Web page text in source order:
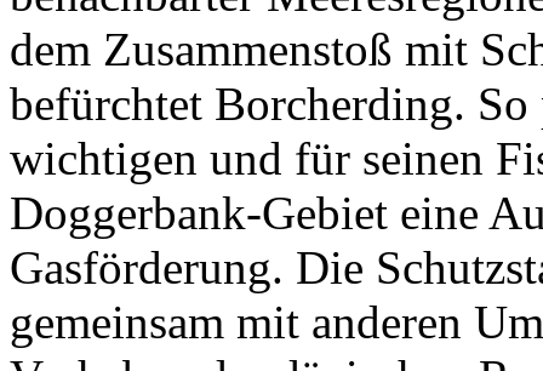
dem Zusammenstoß mit
befürchtet Borcherding.
wichtigen und für seinen
Doggerbank-Gebiet eine
Gasförderung. Die
gemeinsam mit anderen